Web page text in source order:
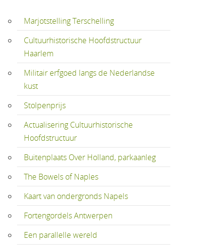
Marjotstelling Terschelling
Cultuurhistorische Hoofdstructuur
Haarlem
Militair erfgoed langs de Nederlandse
kust
Stolpenprijs
Actualisering Cultuurhistorische
Hoofdstructuur
Buitenplaats Over Holland, parkaanleg
The Bowels of Naples
Kaart van ondergronds Napels
Fortengordels Antwerpen
Een parallelle wereld